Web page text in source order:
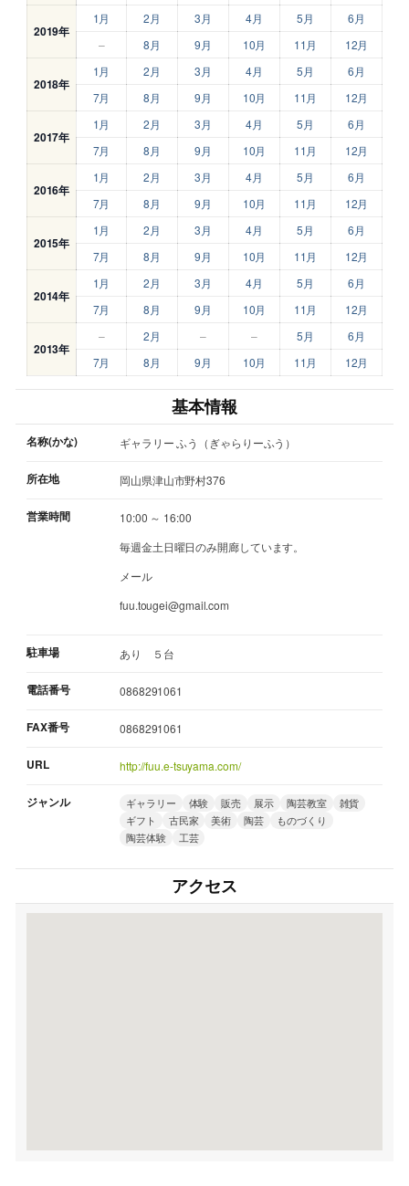
2019年
1月 2月 3月 4月 5月
6月
–
8月 9月 10月 11月 12月
2018年
1月 2月 3月 4月 5月
6月
7月
8月 9月 10月 11月 12月
2017年
1月 2月 3月 4月 5月
6月
7月
8月 9月 10月 11月 12月
2016年
1月 2月 3月 4月 5月
6月
7月
8月 9月 10月 11月 12月
2015年
1月 2月 3月 4月 5月
6月
7月
8月 9月 10月 11月 12月
2014年
1月 2月 3月 4月 5月
6月
7月
8月 9月 10月 11月 12月
2013年
– 2月 – – 5月
6月
7月
8月 9月 10月 11月 12月
基本情報
名称(かな) ギャラリー ふう（ぎゃらりーふう）
所在地 岡山県津山市野村376
営業時間
10:00 ～ 16:00
毎週金土日曜日のみ開廊しています。
メール
fuu.tougei@gmail.com
駐車場 あり ５台
電話番号 0868291061
FAX番号 0868291061
URL http://fuu.e-tsuyama.com/
ジャンル ギャラリー 体験 販売 展示 陶芸教室
雑貨
ギフト
古民家 美術 陶芸
ものづくり
陶芸体験
工芸
アクセス